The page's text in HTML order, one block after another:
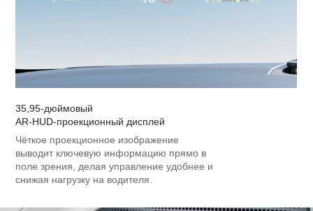
35,95‑дюймовый
AR‑HUD‑проекционный дисплей
Чёткое проекционное изображение
выводит ключевую информацию прямо в
поле зрения, делая управление удобнее и
снижая нагрузку на водителя.